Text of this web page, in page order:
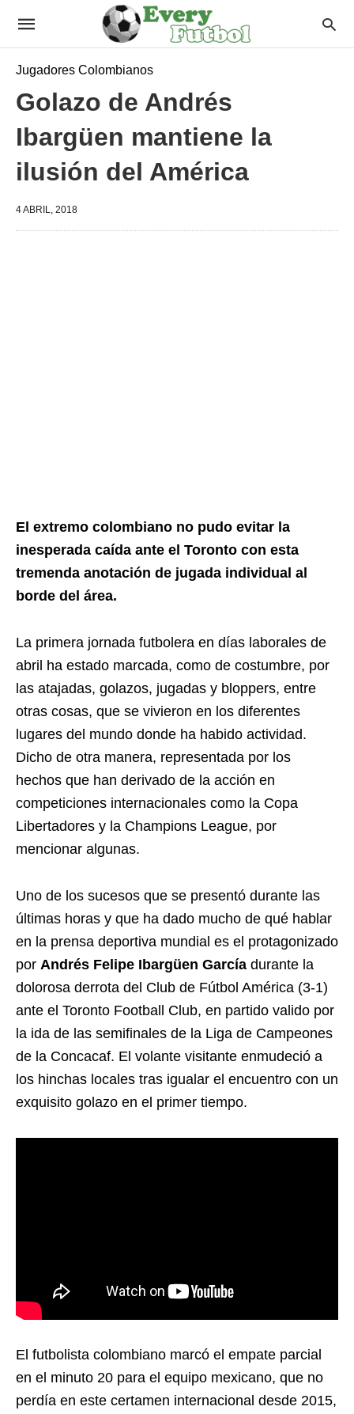
Jugadores Colombianos
Golazo de Andrés
Ibargüen mantiene la
ilusión del América
4 ABRIL, 2018
El extremo colombiano no pudo evitar la
inesperada caída ante el Toronto con esta
tremenda anotación de jugada individual al
borde del área.
La primera jornada futbolera en días laborales de
abril ha estado marcada, como de costumbre, por
las atajadas, golazos, jugadas y bloppers, entre
otras cosas, que se vivieron en los diferentes
lugares del mundo donde ha habido actividad.
Dicho de otra manera, representada por los
hechos que han derivado de la acción en
competiciones internacionales como la Copa
Libertadores y la Champions League, por
mencionar algunas.
Uno de los sucesos que se presentó durante las
últimas horas y que ha dado mucho de qué hablar
en la prensa deportiva mundial es el protagonizado
por Andrés Felipe Ibargüen García durante la
dolorosa derrota del Club de Fútbol América (3-1)
ante el Toronto Football Club, en partido valido por
la ida de las semifinales de la Liga de Campeones
de la Concacaf. El volante visitante enmudeció a
los hinchas locales tras igualar el encuentro con un
exquisito golazo en el primer tiempo.
El futbolista colombiano marcó el empate parcial
en el minuto 20 para el equipo mexicano, que no
perdía en este certamen internacional desde 2015,